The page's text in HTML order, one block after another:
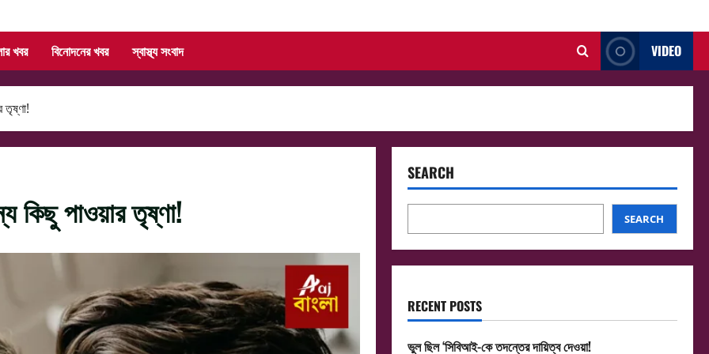
খবর বিনোদনের খবর স্বাস্থ্য সংবাদ VIDEO
তৃষ্ণা!
কিছু পাওয়ার তৃষ্ণা!
SEARCH
SEARCH
RECENT POSTS
ভুল ছিল ‘সিবিআই-কে তদন্তের দায়িত্ব দেওয়া!